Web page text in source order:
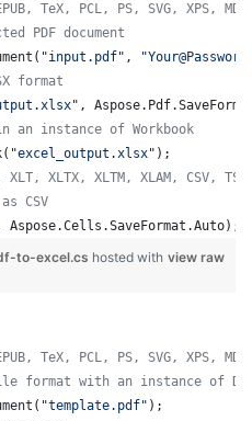
TeX, PCL, PS, SVG, XPS,
PDF document
( "input.pdf" ,
format
, Aspose. Pdf.
instance of Workbook
( "excel_output.xlsx" ) ;
XLTX, XLTM, XLAM, CSV,
CSV
Aspose.Cells .SaveFormat .Auto) ;
view raw
to-excel.cs hosted with
TeX, PCL, PS, SVG, XPS,
format with an instance of
( "template.pdf" ) ;